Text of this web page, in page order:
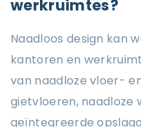
werkruimtes?
Naadloos design kan
kantoren en
van naadloze vloer-
gietvloeren, naadloze
geïntegreerde